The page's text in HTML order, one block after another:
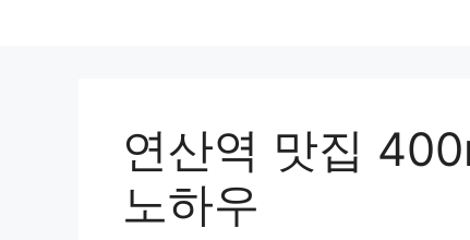
연산역 맛집
노하우